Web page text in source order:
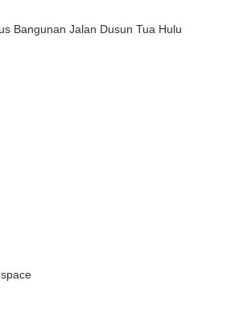
Bangunan Jalan Dusun Tua Hulu